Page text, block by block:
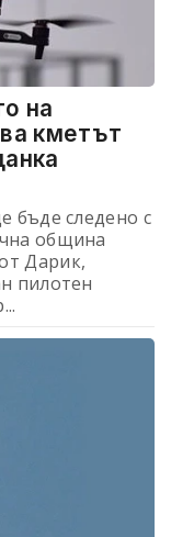
на
кметът
бъде следено с
община
Дарик,
пилотен